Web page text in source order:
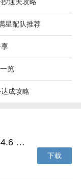
给网友，计费灵
时间的限制，拿
通关攻略
星配队推荐
览
成攻略
小小优酷最新版下载v5.4.6 安卓官方版
下载